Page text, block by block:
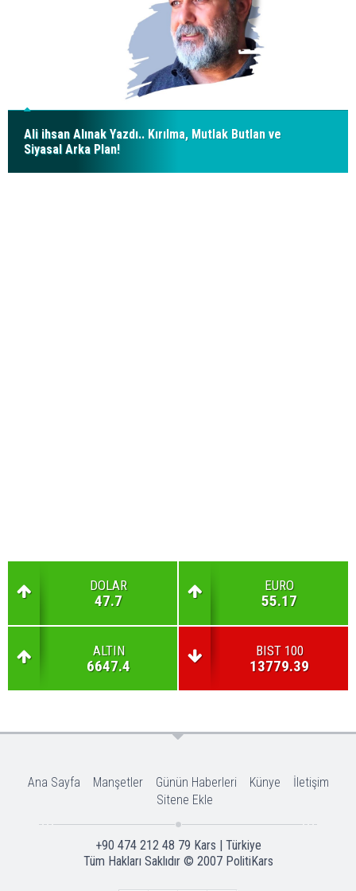
Ali ihsan Alınak Yazdı.. Kırılma, Mutlak Butlan ve
Siyasal Arka Plan!
DOLAR
47.7
EURO
55.17
ALTIN
6647.4
BIST 100
13779.39
Ana Sayfa Manşetler Günün Haberleri Künye
İletişim
Sitene Ekle
+90 474 212 48 79 Kars | Türkiye
Tüm Hakları Saklıdır © 2007 PolitiKars